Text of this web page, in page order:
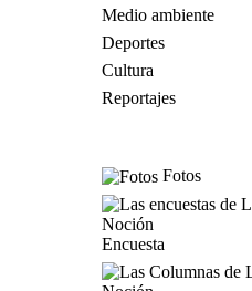
Medio ambiente
Deportes
Cultura
Reportajes
Fotos
Encuesta